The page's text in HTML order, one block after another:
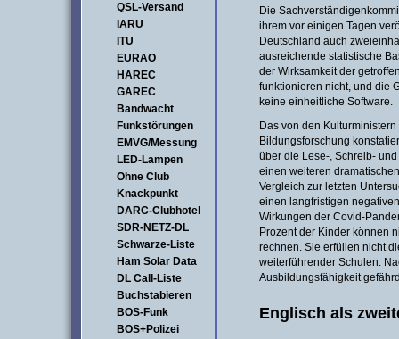
QSL-Versand
IARU
ITU
EURAO
HAREC
GAREC
Bandwacht
Funkstörungen
EMVG/Messung
LED-Lampen
Ohne Club
Knackpunkt
DARC-Clubhotel
SDR-NETZ-DL
Schwarze-Liste
Ham Solar Data
DL Call-Liste
Buchstabieren
BOS-Funk
BOS+Polizei
Die
ihrem vor einigen Tagen
Deutschland auch
ausreichende statistische
der Wirksamkeit der
funktionieren nicht, und die
keine einheitliche Software.
Das von den
Bildungsforschung
über die Lese-, Schreib-
einen weiteren
Vergleich zur letzten
einen langfristigen
Wirkungen der Covid-
Prozent der Kinder können
rechnen. Sie erfüllen nicht
weiterführender Schulen.
Ausbildungsfähigkeit
Englisch als